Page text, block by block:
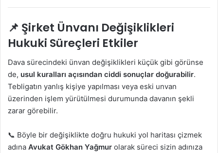
📌 Şirket Ünvanı Değişiklikleri
Hukuki Süreçleri Etkiler
Dava sürecindeki ünvan değişiklikleri küçük gibi görünse
de, usul kuralları açısından ciddi sonuçlar doğurabilir.
Tebligatın yanlış kişiye yapılması veya eski unvan
üzerinden işlem yürütülmesi durumunda davanın şekli
zarar görebilir.
📞 Böyle bir değişiklikte doğru hukuki yol haritası çizmek
adına Avukat Gökhan Yağmur olarak süreci sizin adınıza